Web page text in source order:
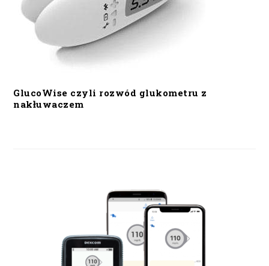
GlucoWise czyli rozwód glukometru z
nakłuwaczem